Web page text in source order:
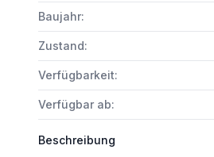
Baujahr:
Zustand:
Verfügbarkeit:
Verfügbar ab:
Beschreibung